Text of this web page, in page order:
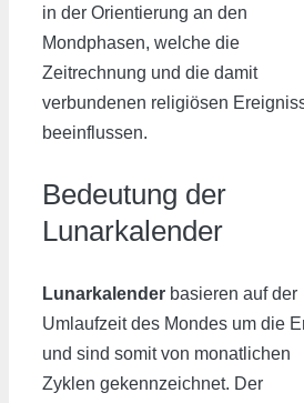
in der Orientierung an den
Mondphasen, welche die
Zeitrechnung und die damit
verbundenen religiösen
beeinflussen.
Bedeutung der
Lunarkalender
Lunarkalender basieren auf der
Umlaufzeit des Mondes um die
und sind somit von monatlichen
Zyklen gekennzeichnet. Der